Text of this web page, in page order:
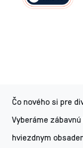
Čo nového si pre
Vyberáme
hviezdnym